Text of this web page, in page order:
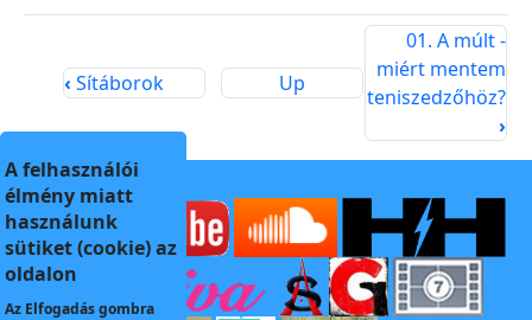
‹ Sítáborok Up
01. A múlt -
miért mentem
teniszedzőhöz?
›
A felhasználói
élmény miatt
használunk
sütiket (cookie) az
oldalon
Az Elfogadásgombra